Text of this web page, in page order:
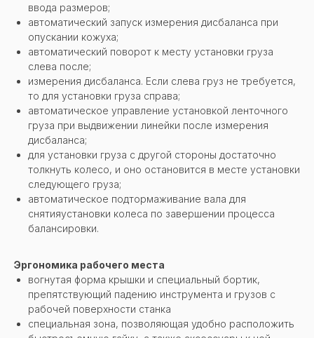
ввода размеров;
автоматический запуск измерения дисбаланса при
опускании кожуха;
автоматический поворот к месту установки груза
слева после;
измерения дисбаланса. Если слева груз не требуется,
то для установки груза справа;
автоматическое управление установкой ленточного
груза при выдвижении линейки после измерения
дисбаланса;
для установки груза с другой стороны достаточно
толкнуть колесо, и оно остановится в месте установки
следующего груза;
автоматическое подтормаживание вала для
снятияустановки колеса по завершении процесса
балансировки.
Эргономика рабочего места
вогнутая форма крышки и специальный бортик,
препятствующий падению инструмента и грузов с
рабочей поверхности станка
специальная зона, позволяющая удобно расположить